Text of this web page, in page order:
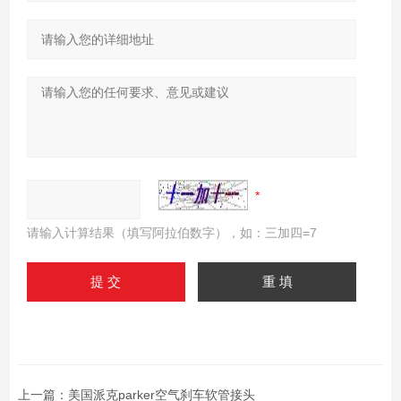
请输入计算结果（填写阿拉伯数字），如：三加四=7
上一篇： 美国派克parker空气刹车软管接头